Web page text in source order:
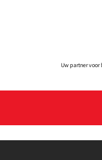
Uw partner voor